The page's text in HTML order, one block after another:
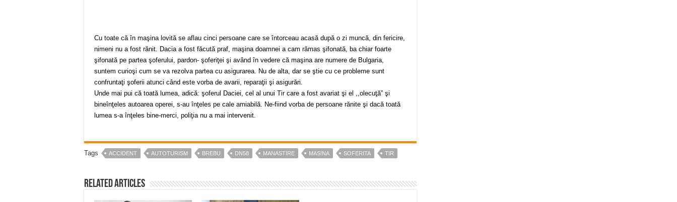
Cu toate că în maşina lovită se aflau cinci persoane care se întorceau acasă după o zi muncă, din fericire,
nimeni nu a fost rănit. Dacia a fost făcută praf, maşina doamnei a cam rămas şifonată, ba chiar foarte
şifonată pe partea şoferului, pardon- şoferiţei şi având în vedere că maşina are numere de Bulgaria,
suntem curioşi cum se va rezolva partea cu asigurarea. Nu de alta, dar se ştie cu ce probleme sunt
confruntaţi şoferii atunci când este vorba de avarii, reparaţii şi asigurări.
Unde mai pui că toată lumea, adică: şoferul Daciei, cel al unui Tir care a fost avariat şi el ,,olecuţă” şi
bineînţeles autoarea operei, s-au înţeles pe cale amiabilă. Ne-fiind vorba de persoane rănite şi dacă toată
lumea s-a înţeles bine-merci, poliţia nu a mai intervenit.
Tags ACCIDENT AUTOTURISM BREBU DN58 MANASTIRE MASINA SOFERITA TIR
Related Articles